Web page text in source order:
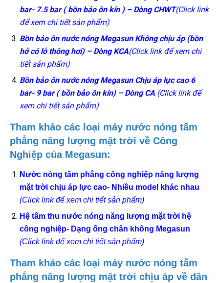
bar- 7.5 bar( bồn bảo ôn kín ) – Dòng CHWT(Click link
để xem chi tiết sản phẩm)
Bồn bảo ôn nước nóng Megasun Không chịu áp (bồn
hở có lỗ thông hơi) – Dòng KCA(Click link để xem chi
tiết sản phẩm)
Bồn bảo ôn nước nóng Megasun Chịu áp lực cao 6
bar- 9 bar ( bồn bảo ôn kín) – Dòng CA (Click link để
xem chi tiết sản phẩm)
Tham khảo các loại máy nước nóng tấm
phẳng năng lượng mặt trời về Công
Nghiệp của Megasun:
Nước nóng tấm phẳng công nghiệp năng lượng
mặt trời chịu áp lực cao- Nhiều model khác nhau
(Click link để xem chi tiết sản phẩm)
Hệ tấm thu nước nóng năng lượng mặt trời hệ
công nghiệp- Dạng ống chân không Megasun
(Click link để xem chi tiết sản phẩm)
Tham khảo các loại máy nước nóng tấm
phẳng năng lượng mặt trời chịu áp về dân